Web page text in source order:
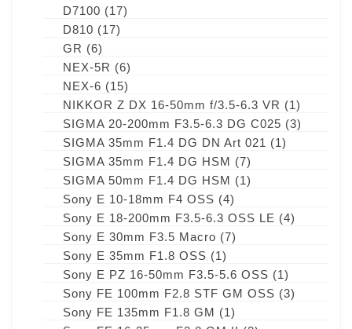
D7100 (17)
D810 (17)
GR (6)
NEX-5R (6)
NEX-6 (15)
NIKKOR Z DX 16-50mm f/3.5-6.3 VR (1)
SIGMA 20-200mm F3.5-6.3 DG C025 (3)
SIGMA 35mm F1.4 DG DN Art 021 (1)
SIGMA 35mm F1.4 DG HSM (7)
SIGMA 50mm F1.4 DG HSM (1)
Sony E 10-18mm F4 OSS (4)
Sony E 18-200mm F3.5-6.3 OSS LE (4)
Sony E 30mm F3.5 Macro (7)
Sony E 35mm F1.8 OSS (1)
Sony E PZ 16-50mm F3.5-5.6 OSS (1)
Sony FE 100mm F2.8 STF GM OSS (3)
Sony FE 135mm F1.8 GM (1)